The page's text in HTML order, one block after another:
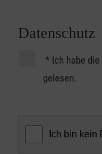
Datenschutz
* Ich habe die
gelesen.